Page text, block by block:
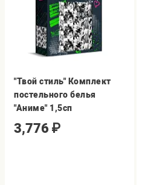
"Твой стиль" Комплект
постельного белья
"Аниме" 1,5сп
3,776 ₽